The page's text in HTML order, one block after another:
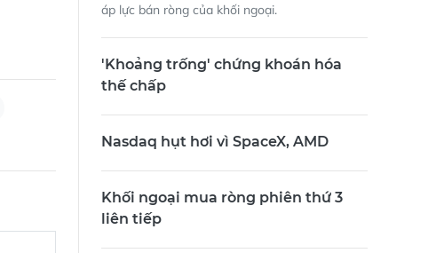
áp lực bán ròng của khối ngoại.
'Khoảng trống' chứng khoán hóa
thế chấp
Nasdaq hụt hơi vì SpaceX, AMD
Khối ngoại mua ròng phiên thứ 3
liên tiếp